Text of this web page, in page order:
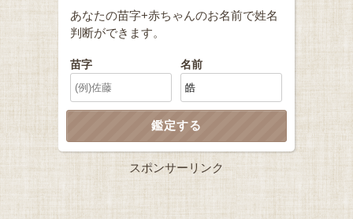
あなたの苗字+赤ちゃんのお名前で姓名
判断ができます。
苗字 名前
スポンサーリンク